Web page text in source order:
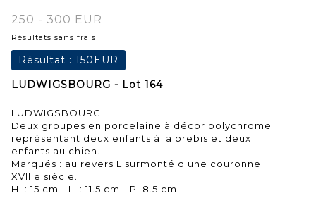
250 - 300 EUR
Résultats sans frais
Résultat : 150EUR
LUDWIGSBOURG - Lot 164
LUDWIGSBOURG
Deux groupes en porcelaine à décor polychrome
représentant deux enfants à la brebis et deux
enfants au chien.
Marqués : au revers L surmonté d'une couronne.
XVIIIe siècle.
H. : 15 cm - L. : 11.5 cm - P. 8.5 cm